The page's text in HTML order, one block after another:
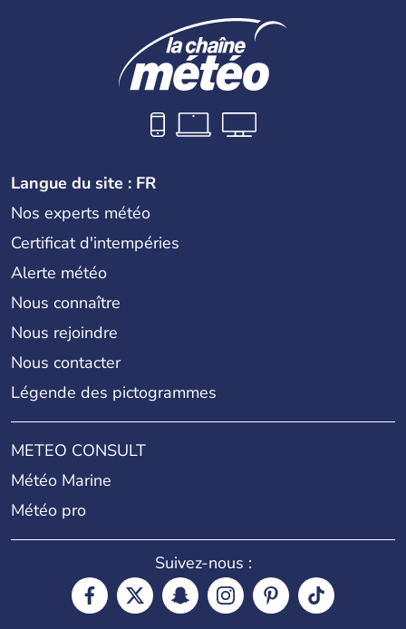
Langue du site : FR
Nos experts météo
Certificat d'intempéries
Alerte météo
Nous connaître
Nous rejoindre
Nous contacter
Légende des pictogrammes
METEO CONSULT
Météo Marine
Météo pro
Suivez-nous :